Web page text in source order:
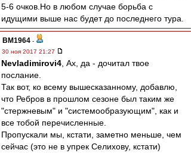
5-6 очков.Но в любом случае борьба с
идущими выше нас будет до последнего тура.
BM1964 -
30 ноя 2017 21:27
Nevladimirovi4 , Ах, да - дочитал твое
послание.
Так вот, ко всему вышесказанному, добавлю,
что Ребров в прошлом сезоне был таким же
"стержневым" и "системообразующим", как и
все тобой перечисленные.
Пропускали мы, кстати, заметно меньше, чем
сейчас (это не в упрек Селихову, кстати)